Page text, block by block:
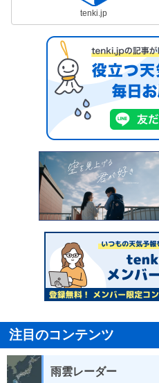
tenki.jp
注目のコンテンツ
雨雲レーダー